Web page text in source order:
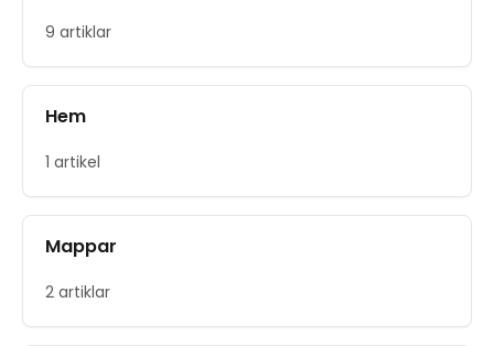
9 artiklar
Hem
1 artikel
Mappar
2 artiklar